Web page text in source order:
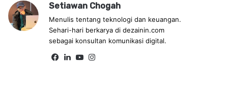
Setiawan Chogah
Menulis tentang teknologi dan keuangan.
Sehari-hari berkarya di dezainin.com
sebagai konsultan komunikasi digital.
Fa Lin Yo